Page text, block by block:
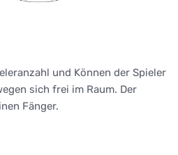
und Können der Spieler
sich frei im Raum. Der
Fänger.